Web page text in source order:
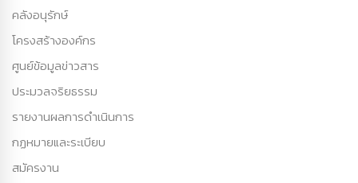
คลังอนุรักษ์
โครงสร้างองค์กร
ศูนย์ข้อมูลข่าวสาร
ประมวลจริยธรรม
รายงานผลการดำเนินการ
กฏหมายและระเบียบ
สมัครงาน